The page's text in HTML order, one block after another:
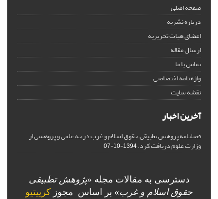
صفحه اصلی
درباره نشریه
اعضای هیات تحریریه
ارسال مقاله
تماس با ما
واژه نامه اختصاصی
نقشه سایت
آخرین اخبار
فصلنامه پژوهش تطبیقی حقوق اسلام و غرب درجه علمی و پژوهشی از
وزارت علوم دریافت کرد.1394-10-07
دسترسی به مقالات مجله «پژوهش تطبیقی
حقوق اسلام و غرب» بر اساس مجوز کرییتیو